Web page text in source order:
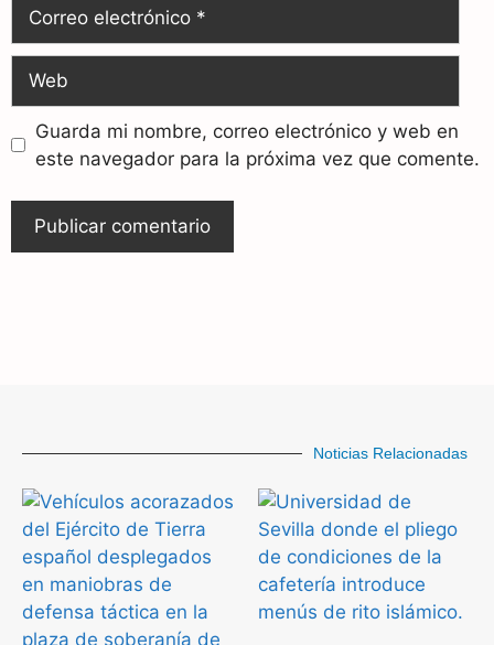
Guarda mi nombre, correo electrónico y web en
este navegador para la próxima vez que comente.
Noticias Relacionadas